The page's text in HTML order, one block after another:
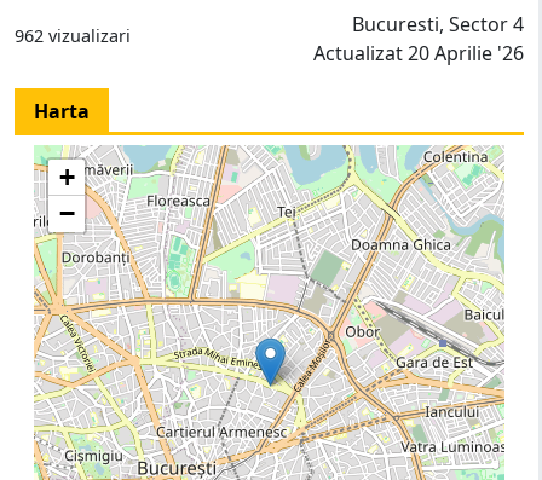
962 vizualizari
Bucuresti, Sector 4
Actualizat 20 Aprilie '26
Harta
+
−